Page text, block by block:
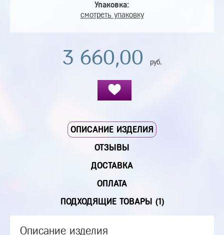
Упаковка:
смотреть упаковку
3 660,00 руб.
ОПИСАНИЕ ИЗДЕЛИЯ
ОТЗЫВЫ
ДОСТАВКА
ОПЛАТА
ПОДХОДЯЩИЕ ТОВАРЫ (1)
Описание изделия